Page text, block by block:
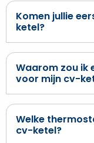
Komen jullie
ketel?
Waarom zou ik
voor mijn cv-
Welke
cv-ketel?